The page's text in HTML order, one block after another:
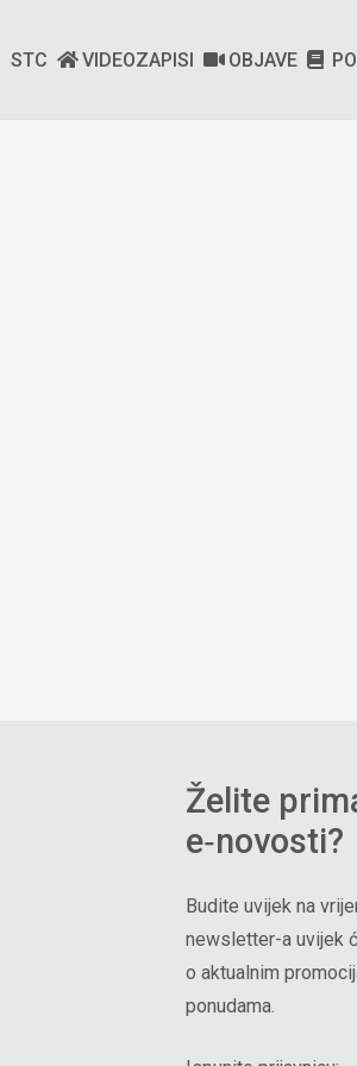
STC VIDEOZAPISI OBJAVE
Želite
e‑novosti?
Budite uvijek na
newsletter-a uvijek
o aktualnim
ponudama.